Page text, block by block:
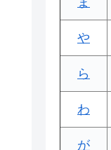
や
ら
わ
が